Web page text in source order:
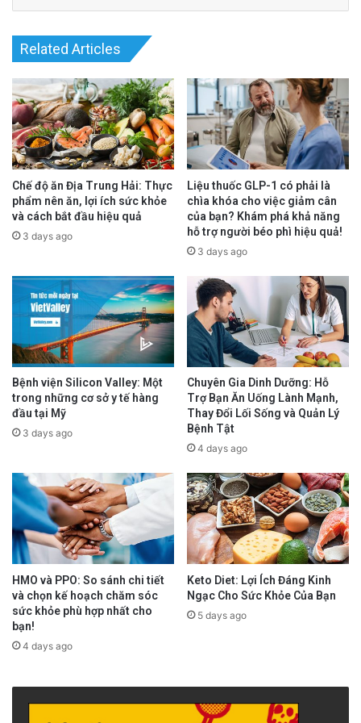
Stratus được phát giác lần đầu tiên ở Đông
Nam Á hồi Tháng Giêng, nhưng tới Tháng Năm
mới xuất hiện trong những bản phúc trình theo
dõi của Mỹ. Lúc đó, biến thể này chiếm 0% số
ca COVID-19 ở Mỹ. Hồi Tháng Sáu, Tổ Chức Y
Tế Thế Giới (WHO) xếp loại XFG là “biến thể
đang được theo dõi.”
Hiện nay, có thể rất khó hiểu hết mức độ hoạt
liên bang và tiểu bang đã thay đổi. Nhưng một
số yếu tố quan trọng có thể giúp hiểu được
phần nào tình hình COVID-19 ở California hiện
nay.
Tính tới ngày 29 Tháng Bảy, mô hình dự đoán
COVID-19 cho thấy số ca ở California có lẽ
Nhìn chung, mô hình dự đoán cho thấy số ca
Related Articles
Chế độ ăn Địa Trung Hải: Thực
phẩm nên ăn, lợi ích sức khỏe
và cách bắt đầu hiệu quả
3 days ago
Liệu thuốc GLP-1 có phải là
chìa khóa cho việc giảm cân
của bạn? Khám phá khả năng
hỗ trợ người béo phì hiệu quả!
3 days ago
Bệnh viện Silicon Valley: Một
trong những cơ sở y tế hàng
đầu tại Mỹ
3 days ago
Chuyên Gia Dinh Dưỡng: Hỗ
Trợ Bạn Ăn Uống Lành Mạnh,
Thay Đổi Lối Sống và Quản Lý
Bệnh Tật
4 days ago
HMO và PPO: So sánh chi tiết
và chọn kế hoạch chăm sóc
sức khỏe phù hợp nhất cho
bạn!
4 days ago
Keto Diet: Lợi Ích Đáng Kinh
Ngạc Cho Sức Khỏe Của Bạn
5 days ago